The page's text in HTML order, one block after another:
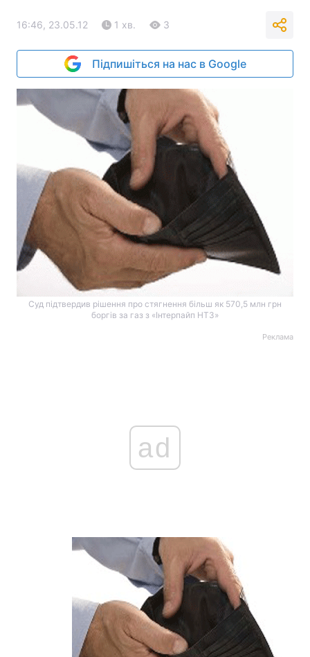
16:46, 23.05.12 1 хв. 3
Підпишіться на нас в Google
Суд підтвердив рішення про стягнення більш як 570,5 млн грн
боргів за газ з «Інтерпайп НТЗ»
Реклама
ad